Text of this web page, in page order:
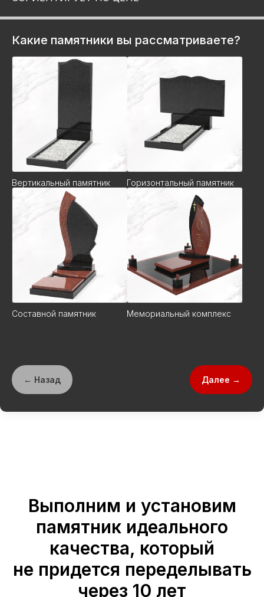
Какие памятники вы рассматриваете?
Вертикальный памятник Горизонтальный памятник
Составной памятник Мемориальный комплекс
← Назад Далее →
Выполним и установим
памятник идеального
качества, который
не придется переделывать
через 10 лет